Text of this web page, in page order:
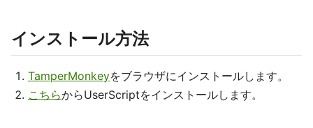
インストール方法
TamperMonkeyをブラウザにインストールします。
こちらからUserScriptをインストールします。